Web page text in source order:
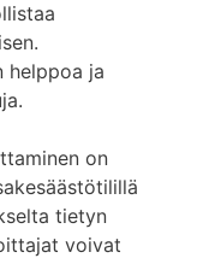
helppoa ja
on
tietyn
voivat